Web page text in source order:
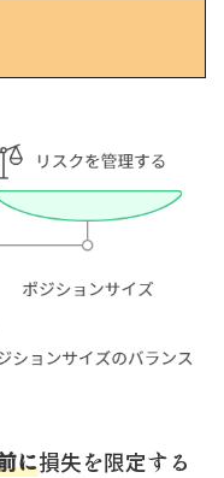
に損失を限定する